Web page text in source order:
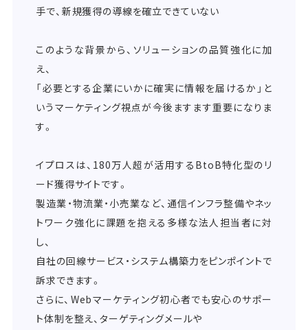
手で、新規獲得の導線を確立できていない
このような背景から、ソリューションの品質強化に加
え、
「必要とする企業にいかに確実に情報を届けるか」と
いうマーケティング視点が今後ますます重要になりま
す。
イプロスは、180万人超が活用するBtoB特化型のリ
ード獲得サイトです。
製造業・物流業・小売業など、通信インフラ整備やネッ
トワーク強化に課題を抱える多様な法人担当者に対
し、
自社の回線サービス・システム構築力をピンポイントで
訴求できます。
さらに、Webマーケティング初心者でも安心のサポー
ト体制を整え、ターゲティングメールや